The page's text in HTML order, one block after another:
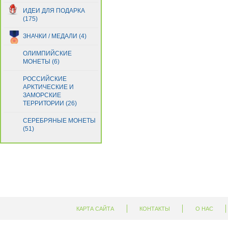
Гвинея
Гвинея-Бисау
Гернси(1)
Гибралтар (5)
Гондурас(29)
Греция(18)
Грузия(5)
Дания (1)
Джерси(1)
Джибути(5)
ИДЕИ ДЛЯ ПОДАРКА
(175)
ЗНАЧКИ / МЕДАЛИ (4)
ОЛИМПИЙСКИЕ
МОНЕТЫ (6)
РОССИЙСКИЕ
АРКТИЧЕСКИЕ И
ЗАМОРСКИЕ
ТЕРРИТОРИИ (26)
СЕРЕБРЯНЫЕ МОНЕТЫ
(51)
КАРТА САЙТА КОНТАКТЫ О НАС